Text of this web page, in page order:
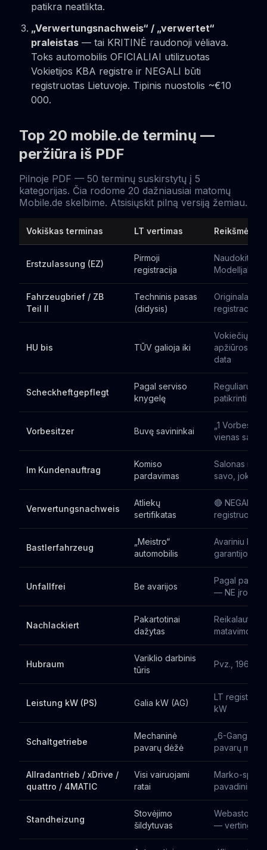
patikra neatlikta.
„Verwertungsnachweis“ / „verwertet“
praleistas — tai KRITINĖ raudonoji vėliava.
Toks automobilis OFICIALIAI utilizuotas
Vokietijos KBA registre ir NEGALI būti
registruotas Lietuvoje. Tipinis nuostolis ~€10
000.
Top 20 mobile.de terminų —
peržiūra iš PDF
Pilnoje PDF — 50 terminų suskirstytų į 5
kategorijas. Čia rodome 20 dažniausiai matomų
Mobile.de skelbime. Atsisiųskit pilną versiją žemiau.
Vokiškas terminas LT vertimas Reikšmė
Erstzulassung (EZ)
Pirmoji
registracija
Naudokit
Modelljahr
Fahrzeugbrief / ZB
Teil II
Techninis pasas
(didysis)
Originalas
registracijai
HU bis TŪV galioja iki
Vokiečių
apžiūros
data
Scheckheftgepflegt
Pagal serviso
knygelę
Reguliarus
patikrinti
Vorbesitzer Buvę savininkai
„1
vienas
Im Kundenauftrag
Komiso
pardavimas
Salonas
savo, jokia
Verwertungsnachweis
Atliekų
sertifikatas
🔴 NEGALIMA
registruoti LT
Bastlerfahrzeug
„Meistro“
automobilis
Avariniu
garantijos
Unfallfrei Be avarijos
Pagal
— NE
Nachlackiert
Pakartotinai
dažytas
Reikalauti
matavimo
Hubraum
Variklio darbinis
tūris
Pvz., 1968
Leistung kW (PS) Galia kW (AG)
LT
kW
Schaltgetriebe
Mechaninė
pavarų dėžė
„6-Gang
pavarų mech.
Allradantrieb / xDrive /
quattro / 4MATIC
Visi vairuojami
ratai
Marko-
pavadinimas
Standheizung
Stovėjimo
šildytuvas
Webasto/
— vertinga